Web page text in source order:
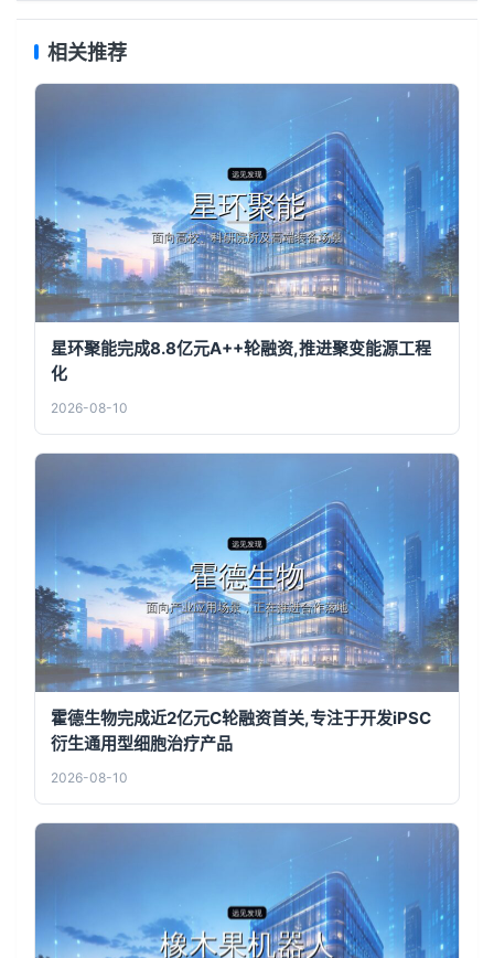
相关推荐
星环聚能完成8.8亿元A++轮融资,推进聚变能源工程
化
2026-08-10
霍德生物完成近2亿元C轮融资首关,专注于开发iPSC
衍生通用型细胞治疗产品
2026-08-10